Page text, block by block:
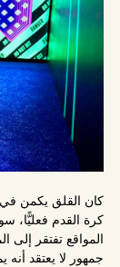
كان القلق يكمن في
كرة القدم فعليًّا،
المواقع تفتقر إلى
جمهور لا يعتقد أنه